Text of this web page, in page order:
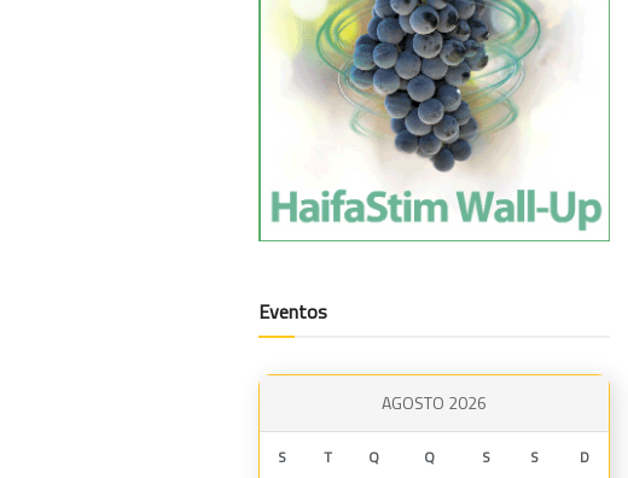
Eventos
AGOSTO 2026
S T Q Q S S D